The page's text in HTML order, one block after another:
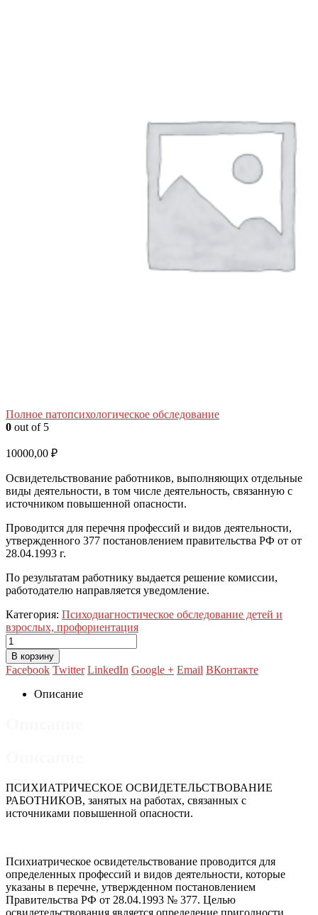
Полное патопсихологическое обследование
0 out of 5
10000,00 ₽
Освидетельствование работников, выполняющих отдельные
виды деятельности, в том числе деятельность, связанную с
источником повышенной опасности.
Проводится для перечня профессий и видов деятельности,
утвержденного 377 постановлением правительства РФ от от
28.04.1993 г.
По результатам работнику выдается решение комиссии,
работодателю направляется уведомление.
Категория: Психодиагностическое обследование детей и
взрослых, профориентация
В корзину
Facebook Twitter LinkedIn Google + Email ВКонтакте
Описание
ПСИХИАТРИЧЕСКОЕ ОСВИДЕТЕЛЬСТВОВАНИЕ
РАБОТНИКОВ, занятых на работах, связанных с
источниками повышенной опасности.
Психиатрическое освидетельствование проводится для
определенных профессий и видов деятельности, которые
указаны в перечне, утвержденном постановлением
Правительства РФ от 28.04.1993 № 377. Целью
освидетельствования является определение пригодности